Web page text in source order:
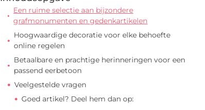
Een ruime selectie aan bijzondere
grafmonumenten en gedenkartikelen
Hoogwaardige decoratie voor elke behoefte
online regelen
Betaalbare en prachtige herinneringen voor een
passend eerbetoon
Veelgestelde vragen
Goed artikel? Deel hem dan op: